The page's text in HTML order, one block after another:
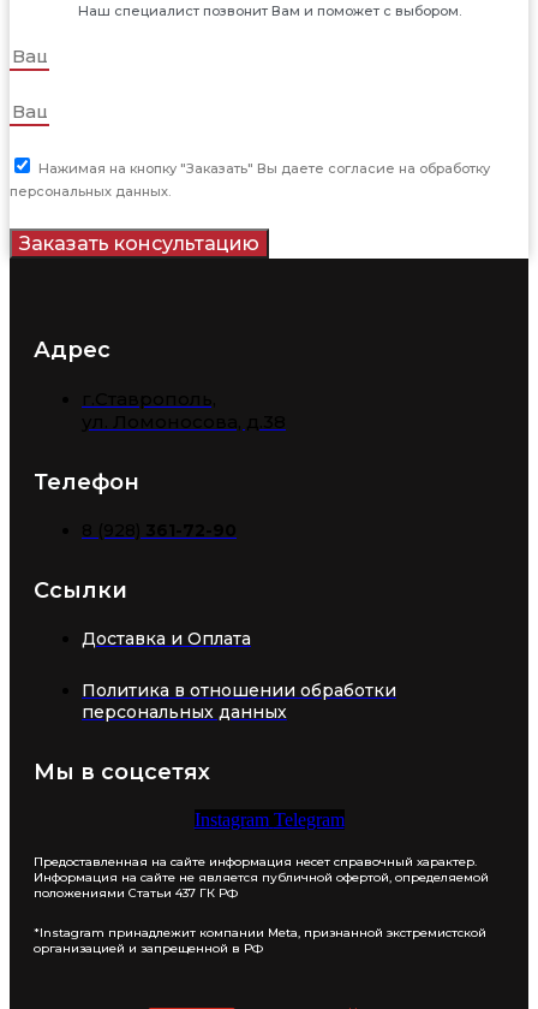
Наш специалист позвонит Вам и поможет с выбором.
Нажимая на кнопку "Заказать" Вы даете согласие на обработку
персональных данных.
Заказать консультацию
Адрес
Телефон
Ссылки
Доставка и Оплата
Политика в отношении обработки
персональных данных
Мы в соцсетях
Instagram Telegram
Предоставленная на сайте информация несет справочный характер.
Информация на сайте не является публичной офертой, определяемой
положениями Статьи 437 ГК РФ
*Instagram принадлежит компании Meta, признанной экстремистской
организацией и запрещенной в РФ